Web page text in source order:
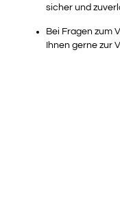
sicher und
Bei Fragen zum
Ihnen gerne zur